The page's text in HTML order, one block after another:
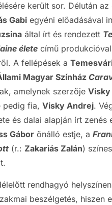
került sor. Délután
Gabi egyéni előadásával
által írt és rendezett
élete című
A fellépések a
Magyar Színház
amelynek szerzője
pedig fia, Visky Andrej.
és dalai alapján írt zenés
Gábor önálló estje, a
(r.: Zakariás Zalán)
rendhagyó
beszélgetés, hiszen